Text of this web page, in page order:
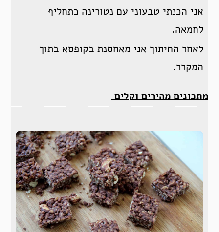
אני הכנתי טבעוני עם נטורינה כתחליף
לחמאה.
לאחר החיתוך אני מאחסנת בקופסא בתוך
המקרר.
מתכונים מהירים וקלים